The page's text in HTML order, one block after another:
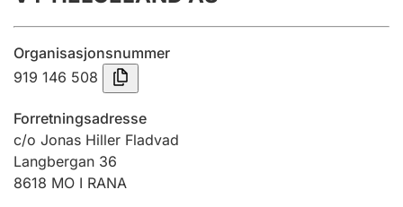
Årsregnskap
Innsending og forsinkelsesgebyr
Tinglysing
Jeger
Betaling og jegeravgiftskort
Organisasjonsnummer
919 146 508
Forretningsadresse
c/o Jonas Hiller Fladvad
Langbergan 36
8618 MO I RANA